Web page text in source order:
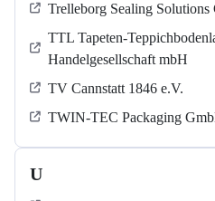
Trelleborg Sealing
TTL Tapeten-
Handelgesellschaft mbH
TV Cannstatt 1846 e.V.
TWIN-TEC Packaging
U